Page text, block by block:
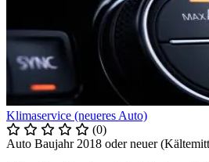
Klimaservice (neueres Auto)
(0)
Auto Baujahr 2018 oder neuer